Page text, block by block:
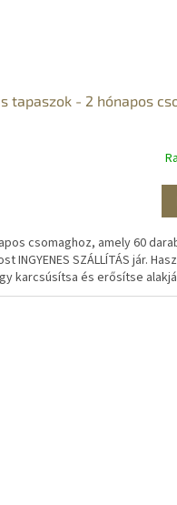
tapaszok - 2 hónapos
csomaghoz, amely 60
SZÁLLÍTÁS jár.
karcsúsítsa és erősítse